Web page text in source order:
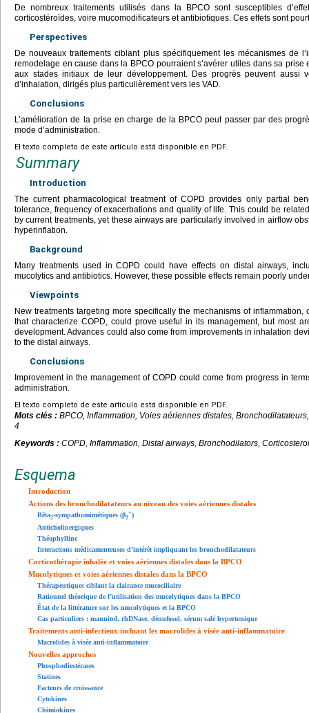
De nombreux traitements utilisés dans la BPCO sont susceptibles
corticostéroïdes, voire mucomodificateurs et antibiotiques. Ces effets sont
Perspectives
De nouveaux traitements ciblant plus spécifiquement les mécanismes de
remodelage en cause dans la BPCO pourraient s’avérer utiles dans sa
aux stades initiaux de leur développement. Des progrès peuvent aussi
d’inhalation, dirigés plus particulièrement vers les VAD.
Conclusions
L’amélioration de la prise en charge de la BPCO peut passer par des
mode d’administration.
El texto completo de este artículo está disponible en PDF.
Summary
Introduction
The current pharmacological treatment of COPD provides only partial
tolerance, frequency of exacerbations and quality of life. This could be
by current treatments, yet these airways are particularly involved in airflow
hyperinflation.
Background
Many treatments used in COPD could have effects on distal airways,
mucolytics and antibiotics. However, these possible effects remain poorly
Viewpoints
New treatments targeting more specifically the mechanisms of
that characterize COPD, could prove useful in its management, but most
development. Advances could also come from improvements in inhalation
to the distal airways.
Conclusions
Improvement in the management of COPD could come from progress in
administration.
El texto completo de este artículo está disponible en PDF.
Mots clés : BPCO, Inflammation, Voies aériennes distales,
4
Keywords : COPD, Inflammation, Distal airways, Bronchodilators,
Esquema
Introduction
Actions des bronchodilatateurs au niveau des voies aériennes distales
Bêta2-sympathomimétiques (β2
+)
Anticholinergiques
Théophylline
Interactions médicamenteuses d’intérêt impliquant les bronchodilatateurs
Corticothérapie inhalée et voies aériennes distales dans la BPCO
Mucolytiques et voies aériennes distales dans la BPCO
Thérapeutiques ciblant la clairance mucociliaire
Rationnel théorique de l’utilisation des mucolytiques dans la BPCO
État de la littérature sur les mucolytiques et la BPCO
Cas particuliers : mannitol, rhDNase, dénufosol, sérum salé hypertonique
Traitements anti-infectieux incluant les macrolides à visée anti-inflammatoire
Macrolides à visée anti-inflammatoire
Nouvelles approches
Phosphodiestérases
Statines
Facteurs de croissance
Cytokines
Chimiokines